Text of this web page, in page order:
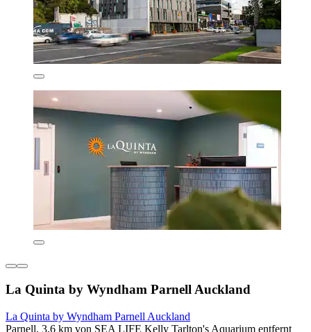
La Quinta by Wyndham Parnell Auckland
La Quinta by Wyndham Parnell Auckland
Parnell, 3,6 km von SEA LIFE Kelly Tarlton's Aquarium entfernt